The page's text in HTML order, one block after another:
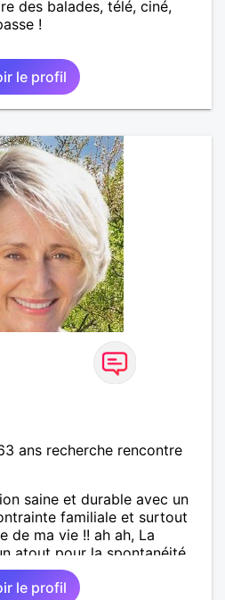
des balades, télé, ciné,
!
le profil
ans recherche rencontre
saine et durable avec un
familiale et surtout
de ma vie !! ah ah, La
atout pour la spontanéité
!
le profil